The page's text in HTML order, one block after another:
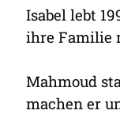
Isabel lebt
ihre Familie
Mahmoud
machen er